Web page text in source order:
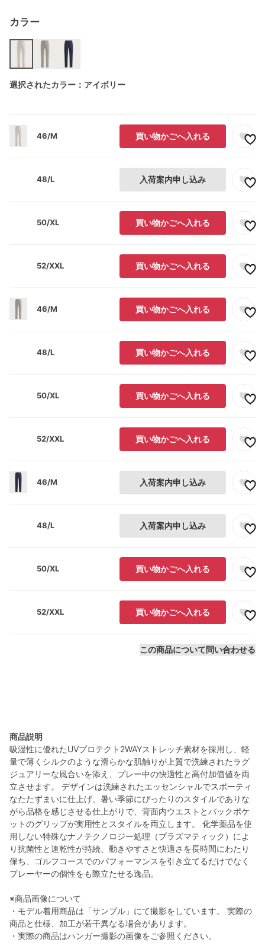
カラー
選択されたカラー：アイボリー
46/M 買い物かごへ入れる
48/L 入荷案内申し込み
50/XL 買い物かごへ入れる
52/XXL 買い物かごへ入れる
46/M 買い物かごへ入れる
48/L 買い物かごへ入れる
50/XL 買い物かごへ入れる
52/XXL 買い物かごへ入れる
46/M 入荷案内申し込み
48/L 入荷案内申し込み
50/XL 買い物かごへ入れる
52/XXL 買い物かごへ入れる
この商品について問い合わせる
商品説明
吸湿性に優れたUVプロテクト2WAYストレッチ素材を採用し、軽
量で薄くシルクのような滑らかな肌触りが上質で洗練されたラグ
ジュアリーな風合いを添え、プレー中の快適性と高付加価値を両
立させます。 デザインは洗練されたエッセンシャルでスポーティ
なたたずまいに仕上げ、暑い季節にぴったりのスタイルでありな
がら品格を感じさせる仕上がりで、背面内ウエストとバックポケ
ットのグリップが実用性とスタイルを両立します。 化学薬品を使
用しない特殊なナノテクノロジー処理（プラズマティック）によ
り抗菌性と速乾性が持続、動きやすさと快適さを長時間にわたり
保ち、ゴルフコースでのパフォーマンスを引き立てるだけでなく
プレーヤーの個性をも際立たせる逸品。
※商品画像について
・モデル着用商品は「サンプル」にて撮影をしています。 実際の
商品と仕様、加工が若干異なる場合があります。
・実際の商品はハンガー撮影の画像をご参照ください。